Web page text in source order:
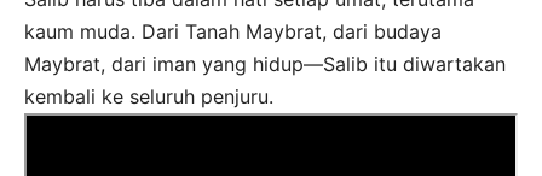
kaum muda. Dari Tanah Maybrat, dari budaya
Maybrat, dari iman yang hidup—Salib itu diwartakan
kembali ke seluruh penjuru.